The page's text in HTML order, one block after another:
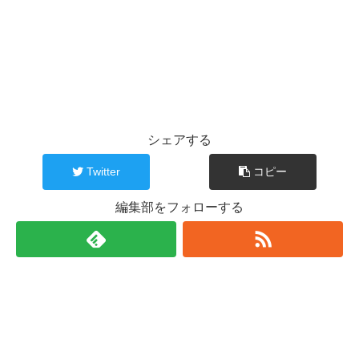
シェアする
Twitter コピー
編集部をフォローする